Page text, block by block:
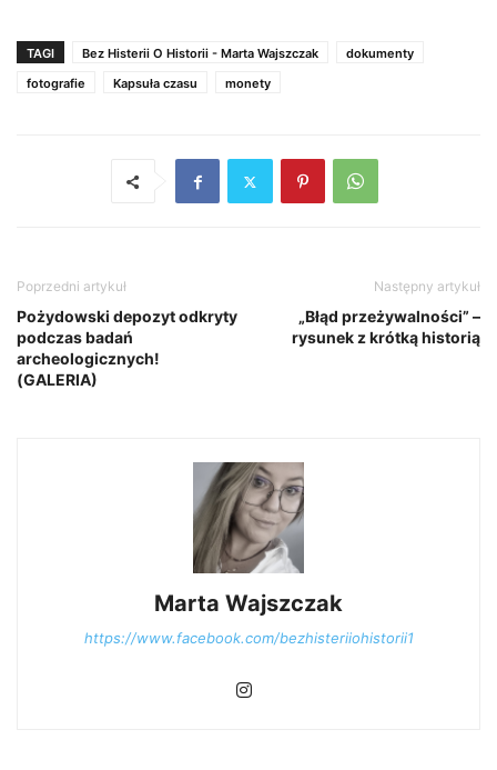
TAGI Bez Histerii O Historii - Marta Wajszczak
dokumenty
fotografie
Kapsuła czasu monety
Poprzedni artykuł
Pożydowski depozyt odkryty
podczas badań
archeologicznych!
(GALERIA)
Następny artykuł
„Błąd przeżywalności” –
rysunek z krótką historią
Marta Wajszczak
https://www.facebook.com/bezhisteriiohistorii1